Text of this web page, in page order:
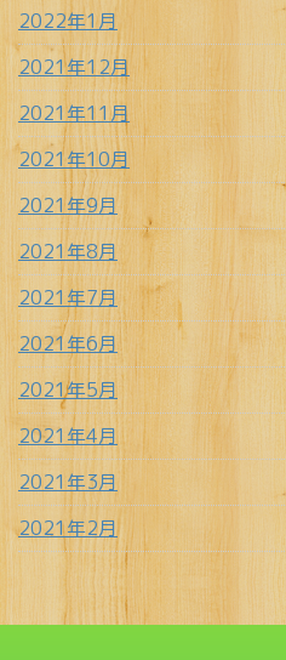
2022年1月
2021年12月
2021年11月
2021年10月
2021年9月
2021年8月
2021年7月
2021年6月
2021年5月
2021年4月
2021年3月
2021年2月